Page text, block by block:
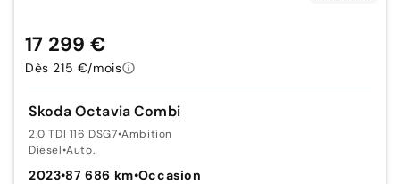
Skoda Octavia Combi
2.0 TDI 116 DSG7•Ambition
Diesel•Auto.
2023•87 686 km•Occasion
17 299 €
Dès 215 €/mois